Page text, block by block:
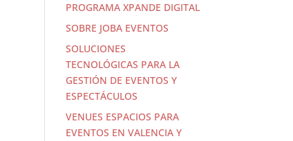
PROGRAMA XPANDE DIGITAL
SOBRE JOBA EVENTOS
SOLUCIONES
TECNOLÓGICAS PARA LA
GESTIÓN DE EVENTOS Y
ESPECTÁCULOS
VENUES ESPACIOS PARA
EVENTOS EN VALENCIA Y